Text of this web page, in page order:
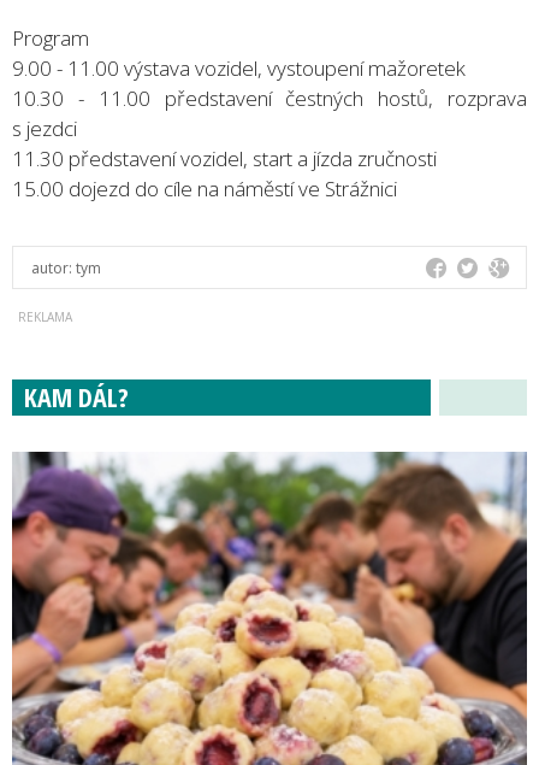
Program
9.00 - 11.00 výstava vozidel, vystoupení mažoretek
10.30 - 11.00 představení čestných hostů, rozprava
s jezdci
11.30 představení vozidel, start a jízda zručnosti
15.00 dojezd do cíle na náměstí ve Strážnici
autor: tym
KAM DÁL?